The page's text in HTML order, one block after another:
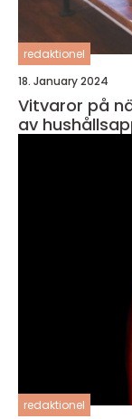
redaktionel
18. January 2024
Vitvaror på
av
redaktionel